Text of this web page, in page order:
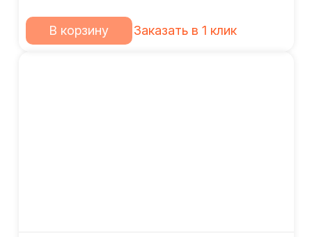
В корзину Заказать в 1 клик